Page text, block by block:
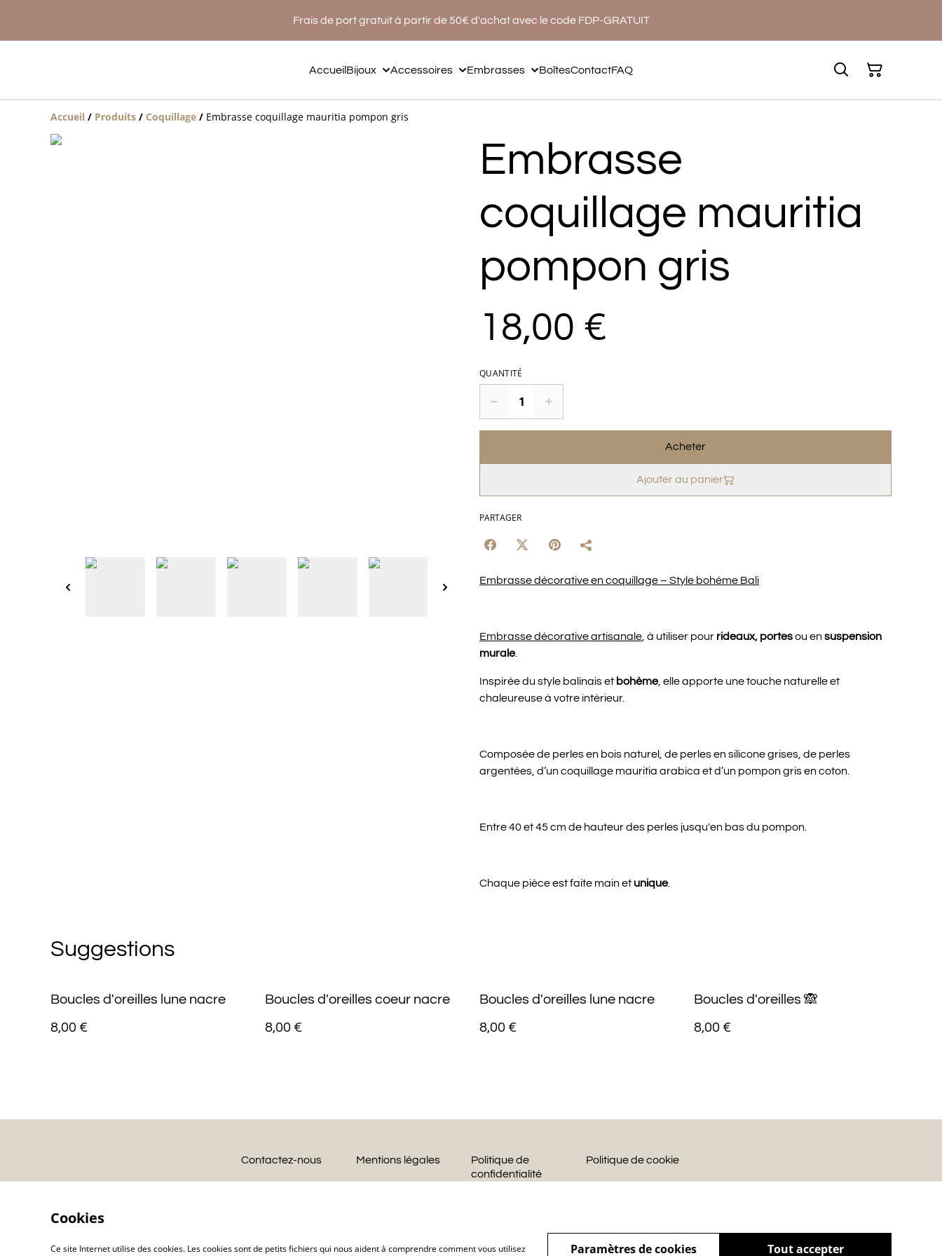
Frais de port gratuit à partir de 50€ d'achat avec le code FDP-GRATUIT
AccueilBijoux Accessoires Embrasses BoîtesContactFAQ
Accueil / Produits / Coquillage / Embrasse coquillage mauritia pompon gris
Embrasse
coquillage mauritia
pompon gris
18,00 €
QUANTITÉ
Acheter
Ajouter au panier
PARTAGER
Embrasse décorative en coquillage – Style bohème Bali
Embrasse décorative artisanale , à utiliser pour rideaux, portesou ensuspension
murale.
Inspirée du style balinais et bohème, elle apporte une touche naturelle et
chaleureuse à votre intérieur.
Composée de perles en bois naturel, de perles en silicone grises, de perles
argentées, d’un coquillage mauritia arabica et d’un pompon gris en coton.
Entre 40 et 45 cm de hauteur des perles jusqu'en bas du pompon.
Chaque pièce est faite main et unique.
Suggestions
Boucles d'oreilles lune nacre
8,00 €
Boucles d'oreilles coeur nacre
8,00 €
Boucles d'oreilles lune nacre
8,00 €
Boucles d'oreilles 🙈
8,00 €
Contactez-nous Mentions légales
Politique de
confidentialité
Politique de cookie
Cookies
Ce site Internet utilise des cookies. Les cookies sont de petits fichiers qui nous aident à comprendre comment vous utilisez
Tout accepter
Paramètres de cookies